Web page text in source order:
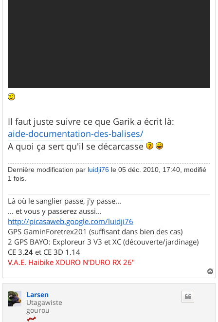
Il faut juste suivre ce que Garik a écrit là:
aide-documentation-des-balises/
A quoi ça sert qu'il se décarcasse
Dernière modification par luidji76 le 05 déc. 2010, 17:40, modifié
1 fois.
Là où le sanglier passe, j'y passe...
... et vous y passerez aussi...
http://picasaweb.google.com/luidji76
GPS GaminForetrex201 (suffisant dans bien des cas)
2 GPS BAYO: Exploreur 3 V3 et XC (découverte/jardinage)
CE 3.24 et CE 3D 1.14
V.A.E. Haibike XDURO N'DURO RX 26"
a
Larsen
Utagawiste
gourou